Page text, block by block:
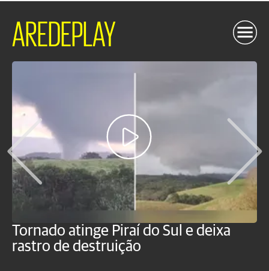
AREDEPLAY
Tornado atinge Piraí do Sul e deixa
rastro de destruição